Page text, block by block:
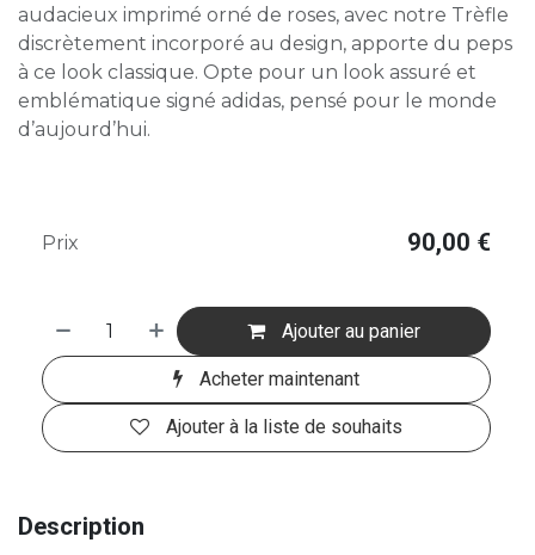
audacieux imprimé orné de roses, avec notre Trèfle
discrètement incorporé au design, apporte du peps
à ce look classique. Opte pour un look assuré et
emblématique signé adidas, pensé pour le monde
d’aujourd’hui.
Ajouter au panier
Acheter maintenant
Ajouter à la liste de souhaits
Prix 90,00 €
Description